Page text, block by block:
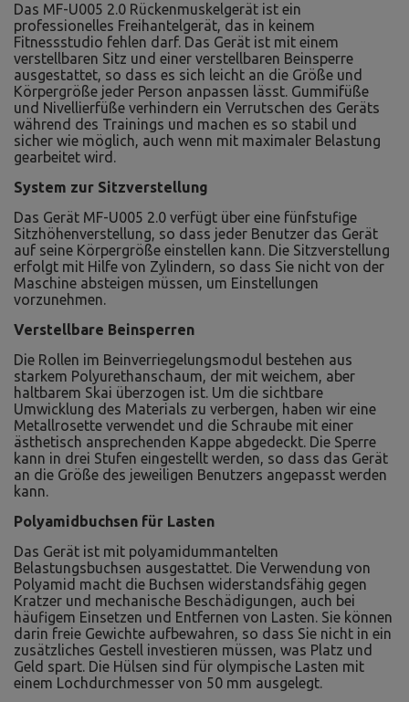
Das MF-U005 2.0 Rückenmuskelgerät ist ein
professionelles Freihantelgerät, das in keinem
Fitnessstudio fehlen darf. Das Gerät ist mit einem
verstellbaren Sitz und einer verstellbaren Beinsperre
ausgestattet, so dass es sich leicht an die Größe und
Körpergröße jeder Person anpassen lässt. Gummifüße
und Nivellierfüße verhindern ein Verrutschen des Geräts
während des Trainings und machen es so stabil und
sicher wie möglich, auch wenn mit maximaler Belastung
gearbeitet wird.
System zur Sitzverstellung
Das Gerät MF-U005 2.0 verfügt über eine fünfstufige
Sitzhöhenverstellung, so dass jeder Benutzer das Gerät
auf seine Körpergröße einstellen kann. Die Sitzverstellung
erfolgt mit Hilfe von Zylindern, so dass Sie nicht von der
Maschine absteigen müssen, um Einstellungen
vorzunehmen.
Verstellbare Beinsperren
Die Rollen im Beinverriegelungsmodul bestehen aus
starkem Polyurethanschaum, der mit weichem, aber
haltbarem Skai überzogen ist. Um die sichtbare
Umwicklung des Materials zu verbergen, haben wir eine
Metallrosette verwendet und die Schraube mit einer
ästhetisch ansprechenden Kappe abgedeckt. Die Sperre
kann in drei Stufen eingestellt werden, so dass das Gerät
an die Größe des jeweiligen Benutzers angepasst werden
kann.
Polyamidbuchsen für Lasten
Das Gerät ist mit polyamidummantelten
Belastungsbuchsen ausgestattet. Die Verwendung von
Polyamid macht die Buchsen widerstandsfähig gegen
Kratzer und mechanische Beschädigungen, auch bei
häufigem Einsetzen und Entfernen von Lasten. Sie können
darin freie Gewichte aufbewahren, so dass Sie nicht in ein
zusätzliches Gestell investieren müssen, was Platz und
Geld spart. Die Hülsen sind für olympische Lasten mit
einem Lochdurchmesser von 50 mm ausgelegt.